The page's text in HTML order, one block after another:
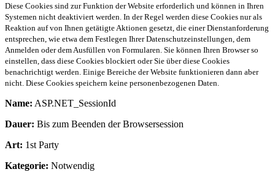
Diese Cookies sind zur Funktion der Website erforderlich und können in Ihren
Systemen nicht deaktiviert werden. In der Regel werden diese Cookies nur als
Reaktion auf von Ihnen getätigte Aktionen gesetzt, die einer Dienstanforderung
entsprechen, wie etwa dem Festlegen Ihrer Datenschutzeinstellungen, dem
Anmelden oder dem Ausfüllen von Formularen. Sie können Ihren Browser so
einstellen, dass diese Cookies blockiert oder Sie über diese Cookies
benachrichtigt werden. Einige Bereiche der Website funktionieren dann aber
nicht. Diese Cookies speichern keine personenbezogenen Daten.
Name: ASP.NET_SessionId
Dauer: Bis zum Beenden der Browsersession
Art: 1st Party
Kategorie: Notwendig